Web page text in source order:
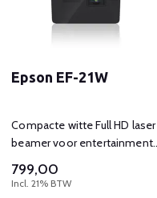
Epson EF-21W
Compacte witte Full HD laser
beamer voor entertainment,
799,00
Incl. 21% BTW